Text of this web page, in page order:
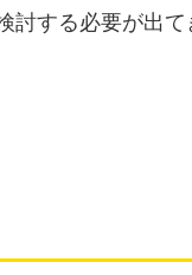
討する必要が出て